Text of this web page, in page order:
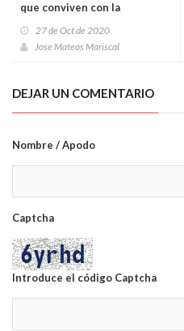
que conviven con la
experiencia de la emigración
27 de Oct de 2020
Jose Mateos Mariscal
DEJAR UN COMENTARIO
Nombre / Apodo
Captcha
Introduce el código Captcha